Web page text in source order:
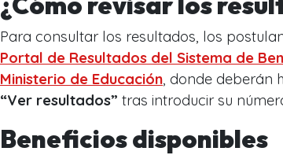
Para consultar los resultados, los
Portal de Resultados del Sistema de
Ministerio de Educación , donde
“Ver resultados” tras introducir su
Beneficios disponibles